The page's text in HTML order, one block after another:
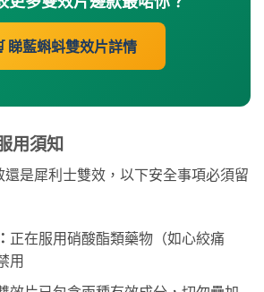
睇藍蝌蚪雙效片詳情
用須知
是犀利士雙效，以下安全事項必須留
正在服用硝酸酯類藥物（如心絞痛
用